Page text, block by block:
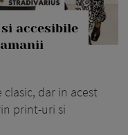
accesibile
dar in acest
print-uri si